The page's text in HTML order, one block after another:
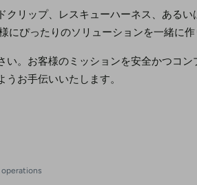
クリップ、レスキューハーネス、ある
にぴったりのソリューションを一緒に作
い。お客様のミッションを安全かつコ
うお手伝いいたします。